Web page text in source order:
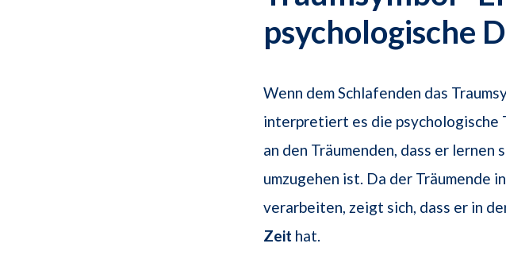
psychologische
Wenn dem Schlafenden das
interpretiert es die psychologische
an den Träumenden, dass er
umzugehen ist. Da der Träumende
verarbeiten, zeigt sich, dass er in
Zeit hat.